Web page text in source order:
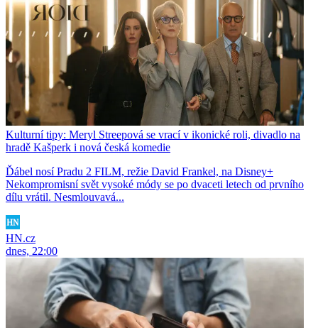
Kulturní tipy: Meryl Streepová se vrací v ikonické roli, divadlo na
hradě Kašperk i nová česká komedie
Ďábel nosí Pradu 2 FILM, režie David Frankel, na Disney+
Nekompromisní svět vysoké módy se po dvaceti letech od prvního
dílu vrátil. Nesmlouvavá...
HN.cz
dnes, 22:00